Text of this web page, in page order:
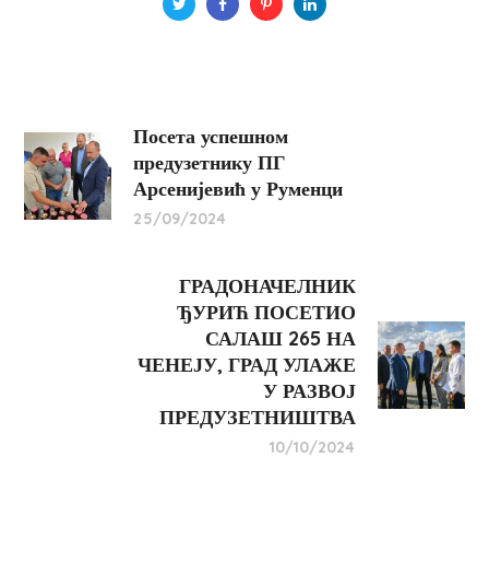
Посета успешном
предузетнику ПГ
Арсенијевић у Руменци
25/09/2024
ГРАДОНАЧЕЛНИК
ЂУРИЋ ПОСЕТИО
САЛАШ 265 НА
ЧЕНЕЈУ, ГРАД УЛАЖЕ
У РАЗВОЈ
ПРЕДУЗЕТНИШТВА
10/10/2024